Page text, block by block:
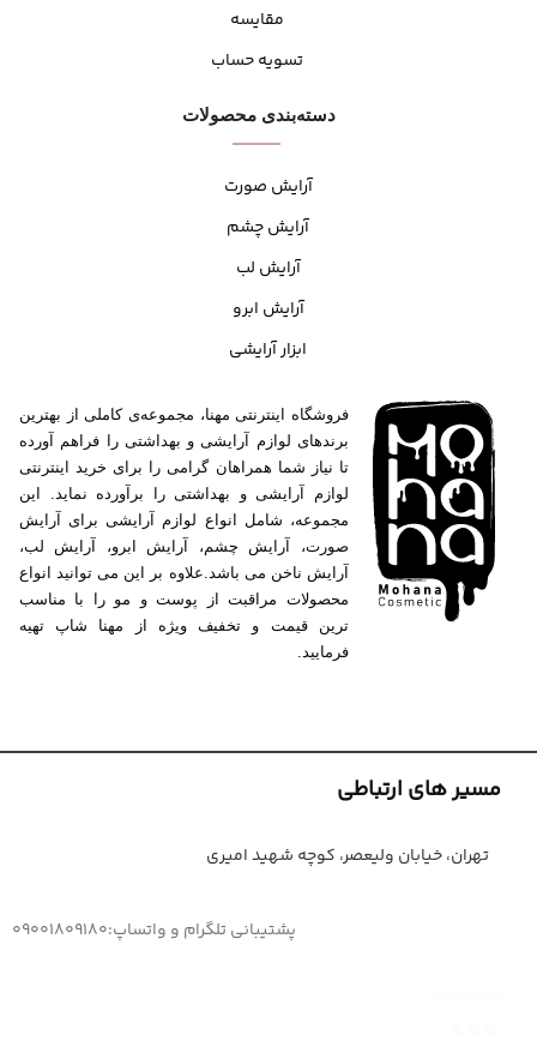
مقایسه
تسویه حساب
دسته‌بندی محصولات
آرایش صورت
آرایش چشم
آرایش لب
آرایش ابرو
ابزار آرایشی
فروشگاه اینترنتی مهنا، مجموعه‌ی کاملی از بهترین
برندهای لوازم آرایشی و بهداشتی را فراهم آورده
تا نیاز شما همراهان گرامی را برای خرید اینترنتی
لوازم آرایشی و بهداشتی را برآورده نماید. این
مجموعه، شامل انواع لوازم آرایشی برای آرایش
صورت، آرایش چشم، آرایش ابرو، آرایش لب،
آرایش ناخن می باشد.علاوه بر این می توانید انواع
محصولات مراقبت از پوست و مو را با مناسب
ترین قیمت و تخفیف ویژه از مهنا شاپ تهیه
فرمایید.
مسیر های ارتباطی
تهران، خیابان ولیعصر، کوچه شهید امیری
پشتیبانی تلگرام و واتساپ:09001809180